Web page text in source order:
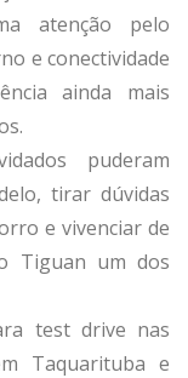
atenção pelo
e conectividade
ainda mais
puderam
tirar dúvidas
e vivenciar de
Tiguan um dos
test drive nas
Taquarituba e